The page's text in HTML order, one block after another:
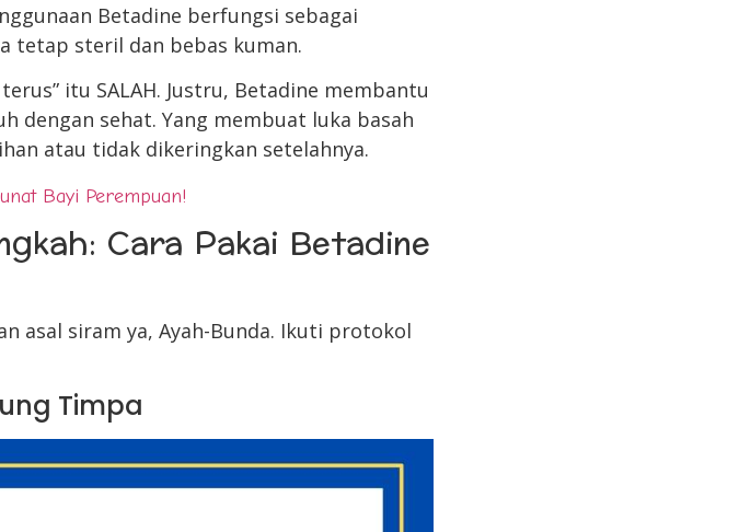
Betadine berfungsi sebagai
tetap steril dan bebas kuman.
itu SALAH. Justru, Betadine membantu
dengan sehat. Yang membuat luka basah
atau tidak dikeringkan setelahnya.
Bayi Perempuan!
Cara Pakai Betadine
asal siram ya, Ayah-Bunda. Ikuti protokol
Timpa